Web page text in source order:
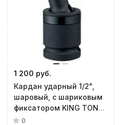
1 200 руб.
Кардан ударный 1/2",
шаровый, с шариковым
фиксатором KING TONY
4797P
0